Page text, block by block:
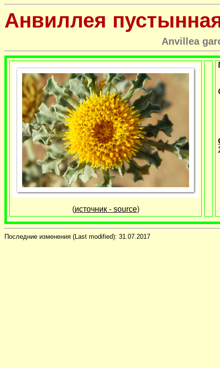
Анвиллея
Anvillea
(источник - source)
Последние изменения (Last modified): 31.07.2017